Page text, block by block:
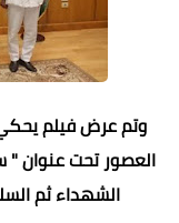
وتم عرض فيلم
العصور تحت عنوان "
الشهداء ثم